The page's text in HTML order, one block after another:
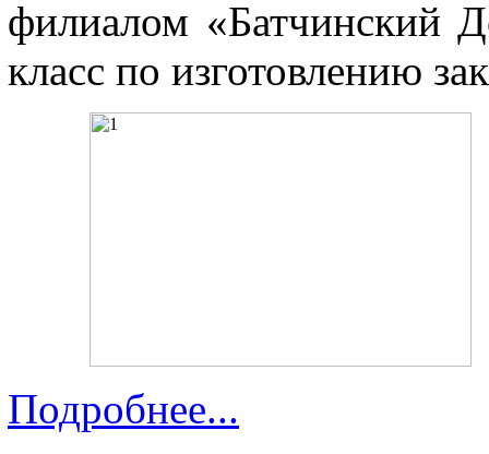
филиалом «Батчинский
класс по изготовлению
Подробнее...